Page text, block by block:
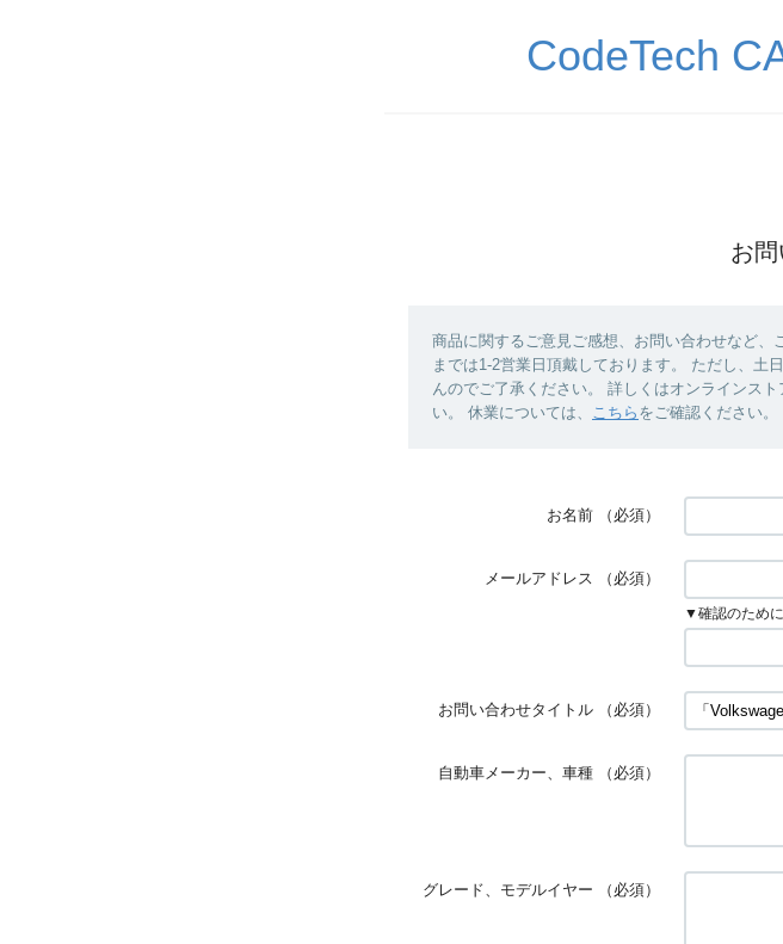
CodeTech
お
商品に関するご意見ご感想、お問い合わせなど
までは1-2営業日頂戴しております。 ただし、土
んのでご了承ください。 詳しくはオンラインス
い。 休業については、 こちら をご確認ください。
お名前 （必須）
メールアドレス （必須）
▼確認のため
お問い合わせタイトル （必須）
自動車メーカー、車種 （必須）
グレード、モデルイヤー （必須）